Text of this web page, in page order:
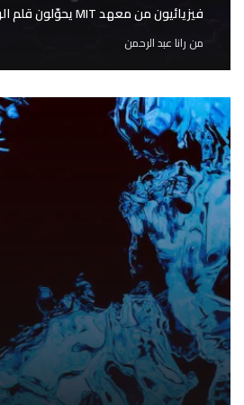
فيزيائيون من معهد MIT يحوّلون قلم الرصاص إلى «ذهب»
من رانا عبد الرحمن